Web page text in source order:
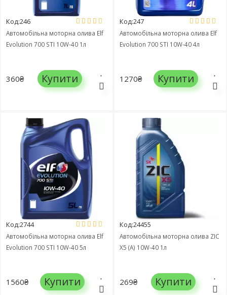
Код:246
Автомобільна моторна олива Elf
Evolution 700 STI 10W-40 1л
360₴ Купити
Код:247
Автомобільна моторна олива Elf
Evolution 700 STI 10W-40 4л
1270₴ Купити
Код:2744
Автомобільна моторна олива Elf
Evolution 700 STI 10W-40 5л
1560₴ Купити
Код:24455
Автомобільна моторна олива ZIC
X5 (A) 10W-40 1л
269₴ Купити